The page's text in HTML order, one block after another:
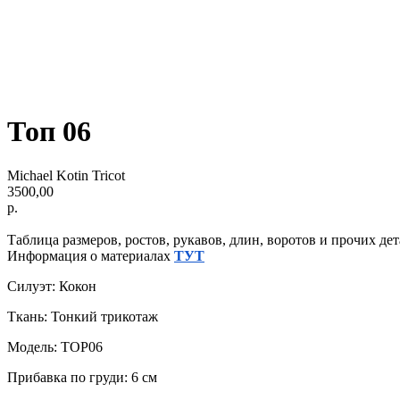
Топ 06
Michael Kotin Tricot
3500,00
р.
Таблица размеров, ростов, рукавов, длин, воротов и прочих
Информация о материалах ТУТ
Силуэт: Кокон
Ткань: Тонкий трикотаж
Модель: TOP06
Прибавка по груди: 6 см